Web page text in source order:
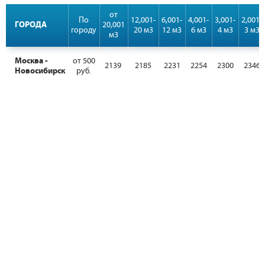
ГОРОДА
По
городу
от
20,001
м3
12,001-
20 м3
6,001-
12 м3
4,001-
6 м3
3,001-
4 м3
2,001-
3 м3
Москва -
Новосибирск
от 500
руб.
2139 2185 2231 2254 2300 2346